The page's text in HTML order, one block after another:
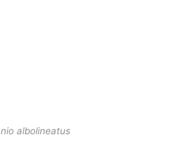
albolineatus